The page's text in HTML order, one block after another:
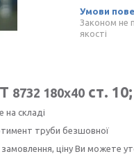
Законом не
якості
8732 180х40ст.
на складі
труби безшовної
ціну Ви можете